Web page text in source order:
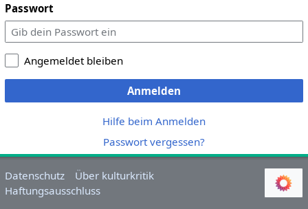
Passwort
Angemeldet bleiben
Anmelden
Hilfe beim Anmelden
Passwort vergessen?
Datenschutz
Über kulturkritik
Haftungsausschluss